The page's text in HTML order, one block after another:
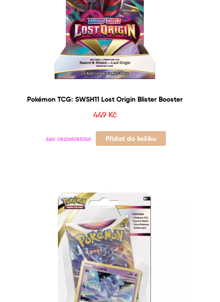
Pokémon TCG: SWSH11 Lost Origin Blister Booster
449 Kč
EAN: 0820650850561 Přidat do košíku